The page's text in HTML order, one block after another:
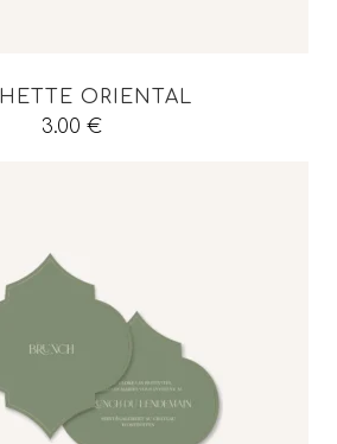
ORIENTAL
3.00 €